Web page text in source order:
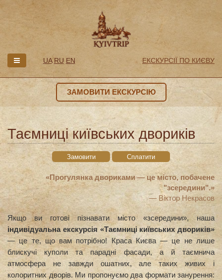
UA RU EN ЕКСКУРСІЇ ПО КИЄВУ
ЗАМОВИТИ ЕКСКУРСІЮ
Таємниці київських двориків
Замовити Сплатити
«Прогулянка двориками — це місто, побачене
"зсередини".»
— Віктор Некрасов
Якщо ви готові пізнавати місто «зсередини», наша
індивідуальна екскурсія «Таємниці київських двориків»
— це те, що вам потрібно! Краса Києва — це не лише
блискучі куполи та парадні фасади, а й таємнича
атмосфера не завжди ошатних, але таких живих і
колоритних дворів. Ми пропонуємо два формати занурення: